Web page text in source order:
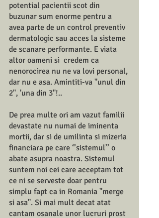
potential pacientii scot din
buzunar sum enorme pentru a
avea parte de un control preventiv
dermatologic sau acces la sisteme
de scanare performante. E viata
altor oameni si  credem ca
nenorocirea nu ne va lovi personal,
dar nu e asa. Amintiti-va ''unul din
2'', 'una din 3''!..
De prea multe ori am vazut familii
devastate nu numai de iminenta
mortii, dar si de umilinta si mizeria
financiara pe care ‘’sistemul’’ o
abate asupra noastra. Sistemul
suntem noi cei care acceptam tot
ce ni se serveste doar pentru
simplu fapt ca in Romania ''merge
si asa''. Si mai mult decat atat
cantam osanale unor lucruri prost